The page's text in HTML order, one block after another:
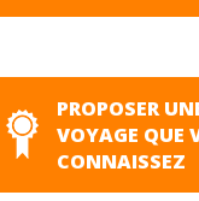
PROPOSER
VOYAGE QUE
CONNAISSEZ